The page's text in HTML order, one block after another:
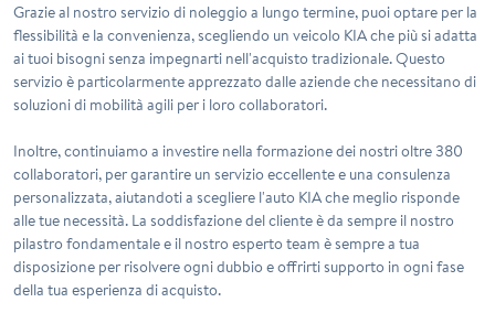
Grazie al nostro servizio di noleggio a lungo termine, puoi optare per la
flessibilità e la convenienza, scegliendo un veicolo KIA che più si adatta
ai tuoi bisogni senza impegnarti nell'acquisto tradizionale. Questo
servizio è particolarmente apprezzato dalle aziende che necessitano di
soluzioni di mobilità agili per i loro collaboratori.
Inoltre, continuiamo a investire nella formazione dei nostri oltre 380
collaboratori, per garantire un servizio eccellente e una consulenza
personalizzata, aiutandoti a scegliere l'auto KIA che meglio risponde
alle tue necessità. La soddisfazione del cliente è da sempre il nostro
pilastro fondamentale e il nostro esperto team è sempre a tua
disposizione per risolvere ogni dubbio e offrirti supporto in ogni fase
della tua esperienza di acquisto.